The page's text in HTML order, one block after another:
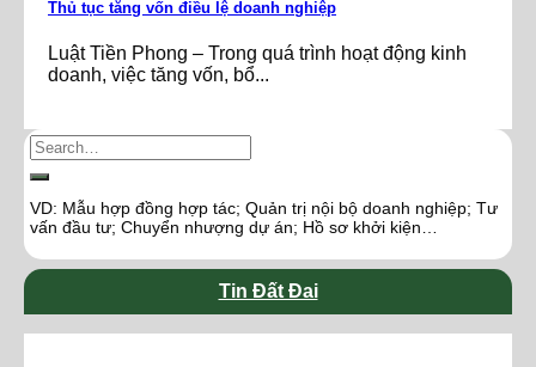
Thủ tục tăng vốn điều lệ doanh nghiệp
Luật Tiền Phong – Trong quá trình hoạt động kinh
doanh, việc tăng vốn, bổ...
VD: Mẫu hợp đồng hợp tác; Quản trị nội bộ doanh nghiệp; Tư
vấn đầu tư; Chuyển nhượng dự án; Hồ sơ khởi kiện…
Tin Đất Đai